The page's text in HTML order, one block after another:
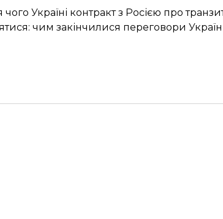
Україні контракт з Росією про
чим закінчилися переговори